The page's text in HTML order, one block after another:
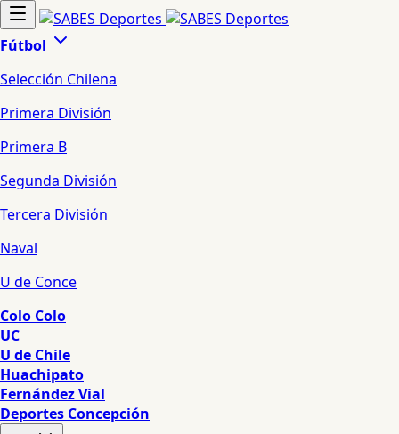
Fútbol
Selección Chilena
Primera División
Primera B
Segunda División
Tercera División
Naval
U de Conce
Colo Colo
UC
U de Chile
Huachipato
Fernández Vial
Deportes Concepción